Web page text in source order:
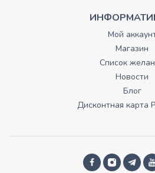
Мой
Магазин
Список
Новости
Блог
Дисконтная карта